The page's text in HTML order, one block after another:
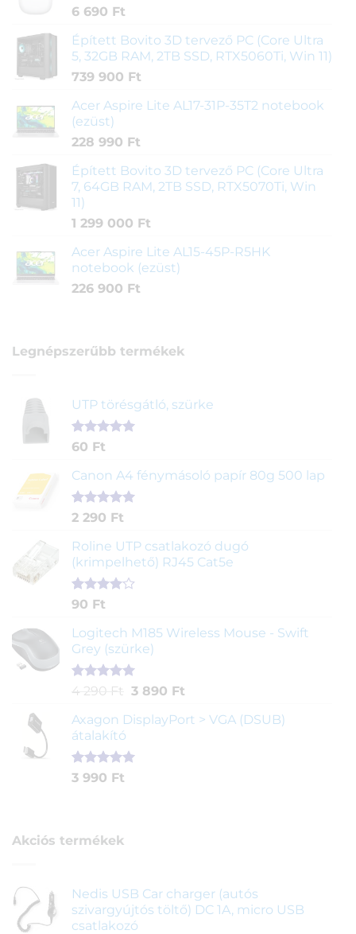
6 690 Ft
Épített Bovito 3D tervező PC (Core Ultra
5, 32GB RAM, 2TB SSD, RTX5060Ti, Win 11)
739 900 Ft
Acer Aspire Lite AL17-31P-35T2 notebook
(ezüst)
228 990 Ft
Épített Bovito 3D tervező PC (Core Ultra
7, 64GB RAM, 2TB SSD, RTX5070Ti, Win
11)
1 299 000 Ft
Acer Aspire Lite AL15-45P-R5HK
notebook (ezüst)
226 900 Ft
Legnépszerűbb termékek
UTP törésgátló, szürke
Értékelés
ből,
1
értékelés
alapján
60 Ft
Canon A4 fénymásoló papír 80g 500 lap
Értékelés
ből,
2
értékelés
alapján
2 290 Ft
Roline UTP csatlakozó dugó
(krimpelhető) RJ45 Cat5e
Értékelés
5-ből,
2
értékelés
alapján
90 Ft
Logitech M185 Wireless Mouse - Swift
Grey (szürke)
Értékelés
ből,
1
értékelés
alapján
4 290 Ft Original
was:
290 Ft.
3 890 FtCurrent
is:
Axagon DisplayPort > VGA (DSUB)
átalakító
Értékelés
1
3 990 Ft
Akciós termékek
Nedis USB Car charger (autós
szivargyújtós töltő) DC 1A, micro USB
csatlakozó